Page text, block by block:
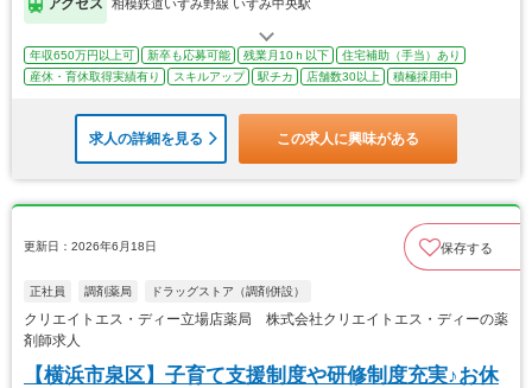
アクセス 相模鉄道いずみ野線 いずみ中央駅
年収650万円以上可 新卒も応募可能 残業月10ｈ以下
住宅補助（手当）あり
産休・育休取得実績有り
スキルアップ 駅チカ 店舗数30以上 積極採用中
求人の詳細を見る この求人に興味がある
更新日：2026年6月18日 保存する
正社員 調剤薬局 ドラッグストア（調剤併設）
クリエイトエス・ディー立場店薬局 株式会社クリエイトエス・ディーの薬
剤師求人
【横浜市泉区】子育て支援制度や研修制度充実♪お休